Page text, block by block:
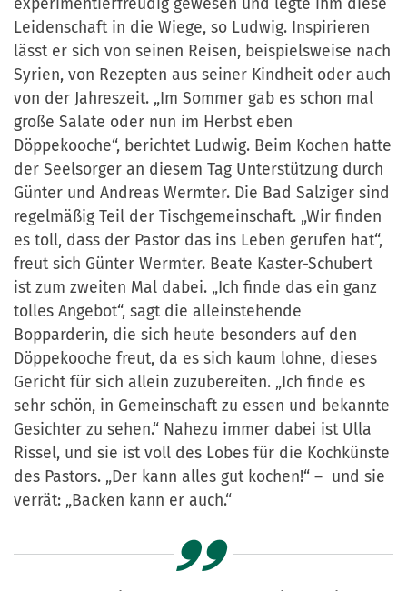
Leidenschaft in die Wiege, so Ludwig. Inspirieren
lässt er sich von seinen Reisen, beispielsweise nach
Syrien, von Rezepten aus seiner Kindheit oder auch
von der Jahreszeit. „Im Sommer gab es schon mal
große Salate oder nun im Herbst eben
Döppekooche“, berichtet Ludwig. Beim Kochen hatte
der Seelsorger an diesem Tag Unterstützung durch
Günter und Andreas Wermter. Die Bad Salziger sind
regelmäßig Teil der Tischgemeinschaft. „Wir finden
es toll, dass der Pastor das ins Leben gerufen hat“,
freut sich Günter Wermter. Beate Kaster-Schubert
ist zum zweiten Mal dabei. „Ich finde das ein ganz
tolles Angebot“, sagt die alleinstehende
Bopparderin, die sich heute besonders auf den
Döppekooche freut, da es sich kaum lohne, dieses
Gericht für sich allein zuzubereiten. „Ich finde es
sehr schön, in Gemeinschaft zu essen und bekannte
Gesichter zu sehen.“ Nahezu immer dabei ist Ulla
Rissel, und sie ist voll des Lobes für die Kochkünste
des Pastors. „Der kann alles gut kochen!“ – und sie
verrät: „Backen kann er auch.“